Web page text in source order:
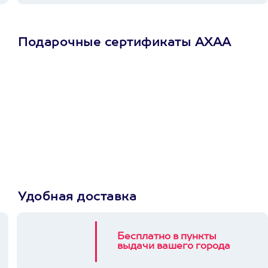
Подарочные сертификаты АХАА
Удобная доставка
Бесплатно в пункты
выдачи вашего города